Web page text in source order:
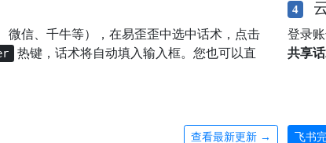
微信、千牛等），在易歪歪中选中话术，点击
热键，话术将自动填入输入框。您也可以直
4
登录
共享
查看最新更新 → 飞书